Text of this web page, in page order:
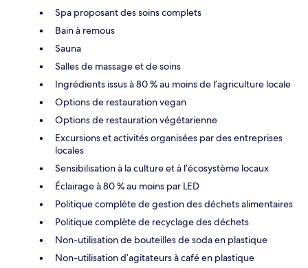
Spa proposant des soins complets
Bain à remous
Sauna
Salles de massage et de soins
Ingrédients issus à 80 % au moins de l’agriculture locale
Options de restauration vegan
Options de restauration végétarienne
Excursions et activités organisées par des entreprises
locales
Sensibilisation à la culture et à l’écosystème locaux
Éclairage à 80 % au moins par LED
Politique complète de gestion des déchets alimentaires
Politique complète de recyclage des déchets
Non-utilisation de bouteilles de soda en plastique
Non-utilisation d’agitateurs à café en plastique